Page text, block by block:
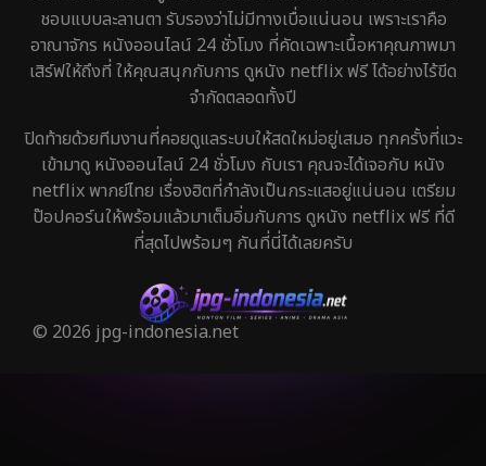
ชอบแบบละลานตา รับรองว่าไม่มีทางเบื่อแน่นอน เพราะเราคือ
อาณาจักร หนังออนไลน์ 24 ชั่วโมง ที่คัดเฉพาะเนื้อหาคุณภาพมา
เสิร์ฟให้ถึงที่ ให้คุณสนุกกับการ ดูหนัง netflix ฟรี ได้อย่างไร้ขีด
จำกัดตลอดทั้งปี
ปิดท้ายด้วยทีมงานที่คอยดูแลระบบให้สดใหม่อยู่เสมอ ทุกครั้งที่แวะ
เข้ามาดู หนังออนไลน์ 24 ชั่วโมง กับเรา คุณจะได้เจอกับ หนัง
netflix พากย์ไทย เรื่องฮิตที่กำลังเป็นกระแสอยู่แน่นอน เตรียม
ป๊อปคอร์นให้พร้อมแล้วมาเต็มอิ่มกับการ ดูหนัง netflix ฟรี ที่ดี
ที่สุดไปพร้อมๆ กันที่นี่ได้เลยครับ
© 2026 jpg-indonesia.net